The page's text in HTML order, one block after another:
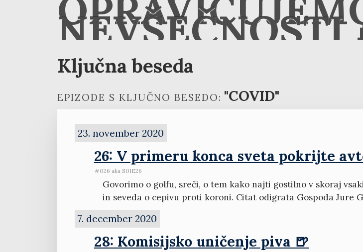
NEVŠEČNOSTI
Ključna beseda
EPIZODE S KLJUČNO BESEDO: "COVID"
23. november 2020
26: V primeru konca sveta pokrijte
#026 aka S01E26
Govorimo o golfu, sreči, o tem kako najti gostilno v skoraj
in seveda o cepivu proti koroni. Citat odigrata Gospoda Jure
7. december 2020
28: Komisijsko uničenje piva 🍺